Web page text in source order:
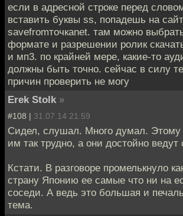
если в адресной строке перед
вставить буквы ss, попадешь на сайт
savefromточкаnet. там можно
формате и разрешении ролик
и мп3. по крайней мере, какие-то
должны быть точно. сейчас в силу
причин проверить не могу
Erek Stolk »
#108 | 31.07.14 21:59
Сидел, слушал. Много думал. Этому
им так трудно, а они достойно ведут
Кстати. В разговоре промелькнуло
страну Японию ее самые что ни на
соседи. А ведь это большая и
тема.